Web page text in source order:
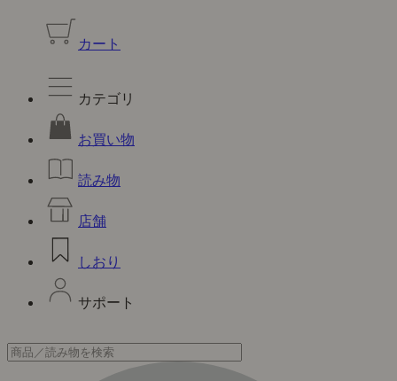
カート
カテゴリ
お買い物
読み物
店舗
しおり
サポート